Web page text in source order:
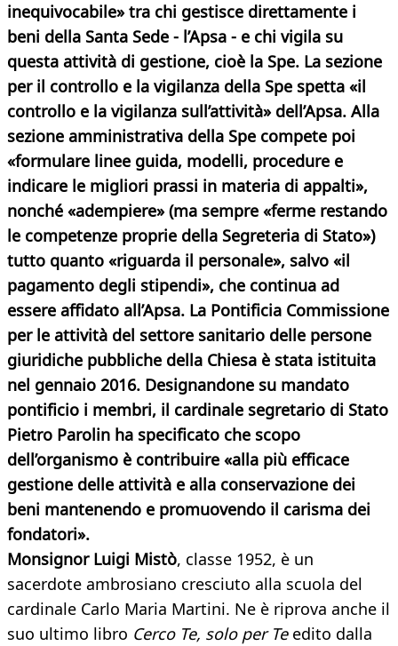
inequivocabile» tra chi gestisce direttamente i
beni della Santa Sede - l’Apsa - e chi vigila su
questa attività di gestione, cioè la Spe. La sezione
per il controllo e la vigilanza della Spe spetta «il
controllo e la vigilanza sull’attività» dell’Apsa. Alla
sezione amministrativa della Spe compete poi
«formulare linee guida, modelli, procedure e
indicare le migliori prassi in materia di appalti»,
nonché «adempiere» (ma sempre «ferme restando
le competenze proprie della Segreteria di Stato»)
tutto quanto «riguarda il personale», salvo «il
pagamento degli stipendi», che continua ad
essere affidato all’Apsa. La Pontificia Commissione
per le attività del settore sanitario delle persone
giuridiche pubbliche della Chiesa è stata istituita
nel gennaio 2016. Designandone su mandato
pontificio i membri, il cardinale segretario di Stato
Pietro Parolin ha specificato che scopo
dell’organismo è contribuire «alla più efficace
gestione delle attività e alla conservazione dei
beni mantenendo e promuovendo il carisma dei
fondatori».
Monsignor Luigi Mistò, classe 1952, è un
sacerdote ambrosiano cresciuto alla scuola del
cardinale Carlo Maria Martini. Ne è riprova anche il
suo ultimo libro Cerco Te, solo per Teedito dalla